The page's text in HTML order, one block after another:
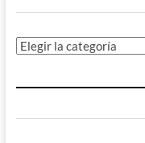
Categorías